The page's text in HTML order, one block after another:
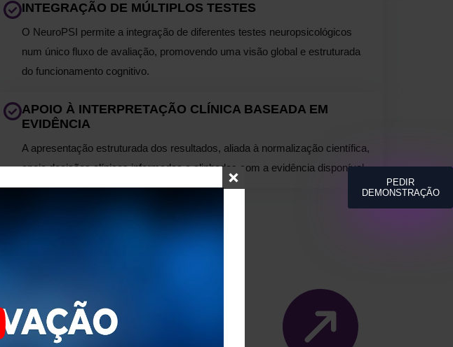
PEDIR
DEMONSTRAÇÃO
INTEGRAÇÃO DE MÚLTIPLOS TESTES
O NeuroPSI permite a integração de diferentes testes neuropsicológicos
num único fluxo de avaliação, promovendo uma visão global e estruturada
do funcionamento cognitivo.
APOIO À INTERPRETAÇÃO CLÍNICA BASEADA EM
EVIDÊNCIA
A apresentação estruturada dos resultados, aliada à normalização científica,
apoia decisões clínicas informadas e alinhadas com a evidência disponível.